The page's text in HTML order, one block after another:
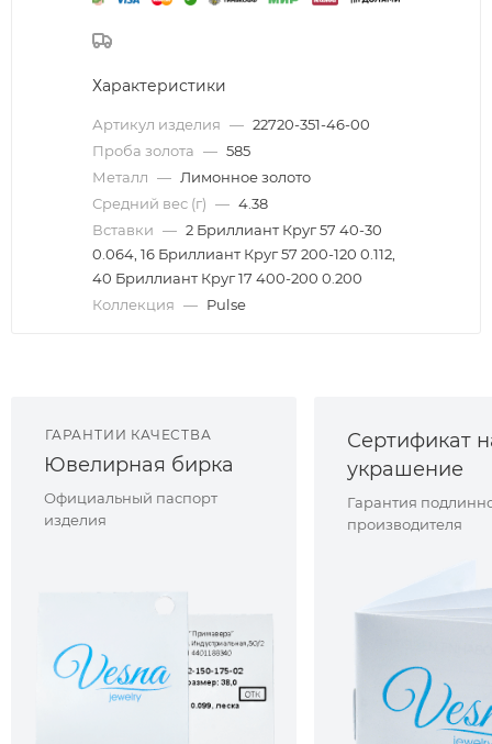
Характеристики
Артикул изделия — 22720-351-46-00
Проба золота — 585
Металл — Лимонное золото
Средний вес (г) — 4.38
Вставки — 2 Бриллиант Круг 57 40-30
0.064, 16 Бриллиант Круг 57 200-120 0.112,
40 Бриллиант Круг 17 400-200 0.200
Коллекция — Pulse
ГАРАНТИИ КАЧЕСТВА
Ювелирная бирка
Официальный паспорт
изделия
Сертификат
украшение
Гарантия
производителя